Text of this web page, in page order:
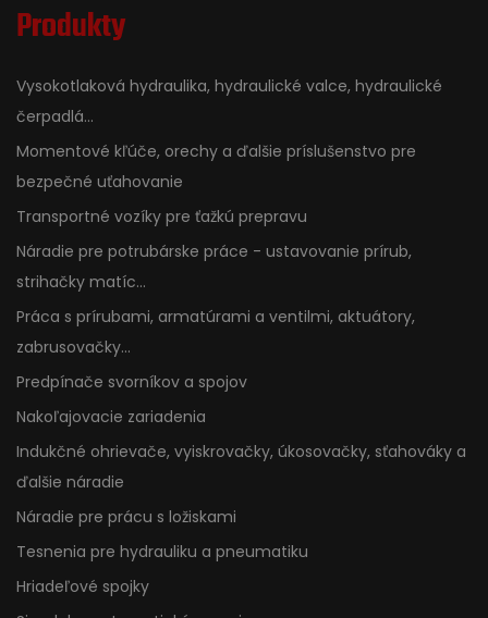
Produkty
Vysokotlaková hydraulika, hydraulické valce, hydraulické
čerpadlá...
Momentové kľúče, orechy a ďalšie príslušenstvo pre
bezpečné uťahovanie
Transportné vozíky pre ťažkú prepravu
Náradie pre potrubárske práce - ustavovanie prírub,
strihačky matíc...
Práca s prírubami, armatúrami a ventilmi, aktuátory,
zabrusovačky...
Predpínače svorníkov a spojov
Nakoľajovacie zariadenia
Indukčné ohrievače, vyiskrovačky, úkosovačky, sťahováky a
ďalšie náradie
Náradie pre prácu s ložiskami
Tesnenia pre hydrauliku a pneumatiku
Hriadeľové spojky